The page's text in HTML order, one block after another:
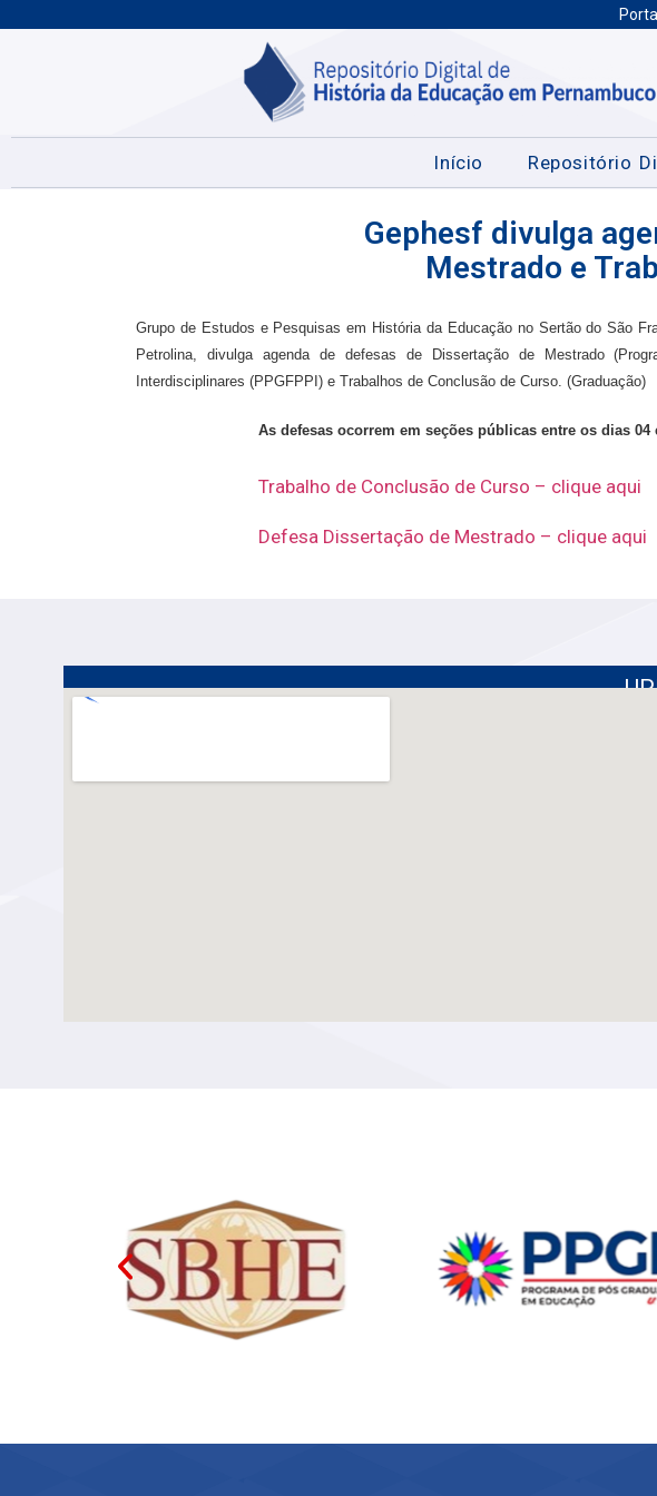
Portal
Início Repositório
Gephesf divulga
Mestrado e
Grupo de Estudos e Pesquisas em História da Educação no Sertão do São
Petrolina, divulga agenda de defesas de Dissertação de Mestrado
Interdisciplinares (PPGFPPI) e Trabalhos de Conclusão de Curso. (Graduação)
As defesas ocorrem em seções públicas entre os dias 04
Trabalho de Conclusão de Curso – clique aqui
Defesa Dissertação de Mestrado – clique aqui